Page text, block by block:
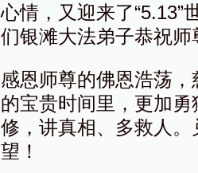
心情，又迎来了“5.13”
们银滩大法弟子恭祝师
感恩师尊的佛恩浩荡
的宝贵时间里，更加勇
修，讲真相、多救人
望！